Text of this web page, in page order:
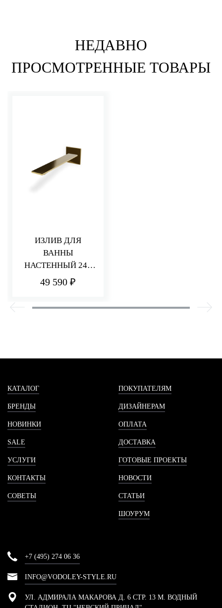
НЕДАВНО
ПРОСМОТРЕННЫЕ ТОВАРЫ
ИЗЛИВ ДЛЯ
ВАННЫ
НАСТЕННЫЙ 240
ММ Q30
49 590 ₽
КАТАЛОГ
БРЕНДЫ
НОВИНКИ
SALE
УСЛУГИ
КОНТАКТЫ
СОВЕТЫ
ПОКУПАТЕЛЯМ
ДИЗАЙНЕРАМ
ОПЛАТА
ДОСТАВКА
ГОТОВЫЕ ПРОЕКТЫ
НОВОСТИ
СТАТЬИ
ШОУРУМ
+7 (495) 274 06 36
INFO@VODOLEY-STYLE.RU
УЛ. АДМИРАЛА МАКАРОВА Д. 6 СТР. 13 М. ВОДНЫЙ